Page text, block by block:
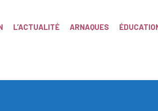
L’ACTUALITÉ ARNAQUES